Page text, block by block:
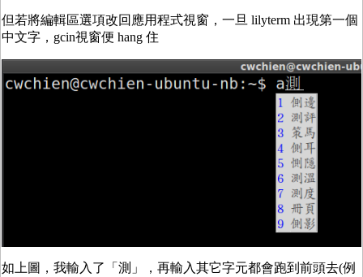
但若將編輯區選項改回應用程式視窗，一旦 lilyterm 出現第一個
中文字，gcin視窗便 hang 住
如上圖，我輸入了「測」，再輸入其它字元都會跑到前頭去(例